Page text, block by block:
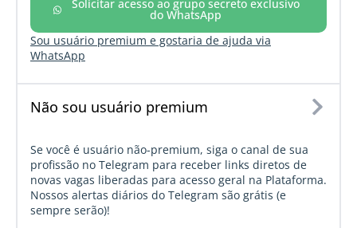
Solicitar acesso ao grupo secreto exclusivo
do WhatsApp
Sou usuário premium e gostaria de ajuda via
WhatsApp
Não sou usuário premium
Se você é usuário não-premium, siga o canal de sua
profissão no Telegram para receber links diretos de
novas vagas liberadas para acesso geral na Plataforma.
Nossos alertas diários do Telegram são grátis (e
sempre serão)!